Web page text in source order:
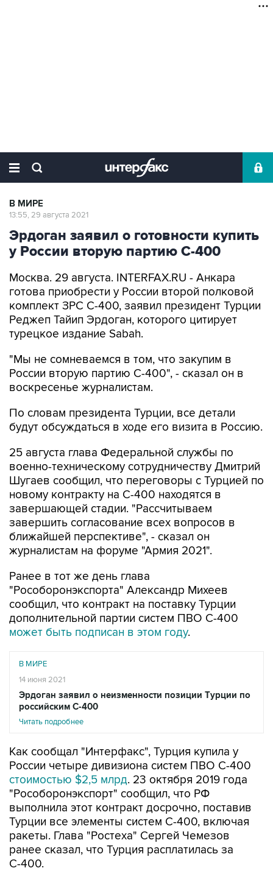
В МИРЕ
13:55, 29 августа 2021
Эрдоган заявил о готовности купить
у России вторую партию С-400
Москва. 29 августа. INTERFAX.RU - Анкара
готова приобрести у России второй полковой
комплект ЗРС С-400, заявил президент Турции
Реджеп Тайип Эрдоган, которого цитирует
турецкое издание Sabah.
"Мы не сомневаемся в том, что закупим в
России вторую партию С-400", - сказал он в
воскресенье журналистам.
По словам президента Турции, все детали
будут обсуждаться в ходе его визита в Россию.
25 августа глава Федеральной службы по
военно-техническому сотрудничеству Дмитрий
Шугаев сообщил, что переговоры с Турцией по
новому контракту на С-400 находятся в
завершающей стадии. "Рассчитываем
завершить согласование всех вопросов в
ближайшей перспективе", - сказал он
журналистам на форуме "Армия 2021".
Ранее в тот же день глава
"Рособоронэкспорта" Александр Михеев
сообщил, что контракт на поставку Турции
дополнительной партии систем ПВО С-400
может быть подписан в этом году.
В МИРЕ
14 июня 2021
Эрдоган заявил о неизменности позиции Турции по
российским С-400
Читать подробнее
Как сообщал "Интерфакс", Турция купила у
России четыре дивизиона систем ПВО С-400
стоимостью $2,5 млрд. 23 октября 2019 года
"Рособоронэкспорт" сообщил, что РФ
выполнила этот контракт досрочно, поставив
Турции все элементы систем С-400, включая
ракеты. Глава "Ростеха" Сергей Чемезов
ранее сказал, что Турция расплатилась за
С-400.